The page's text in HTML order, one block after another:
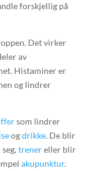
forskjellig på
Det virker
av
Histaminer er
og lindrer
som lindrer
ogdrikke. De blir
trenereller blir
akupunktur.